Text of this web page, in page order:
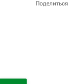
Поделиться